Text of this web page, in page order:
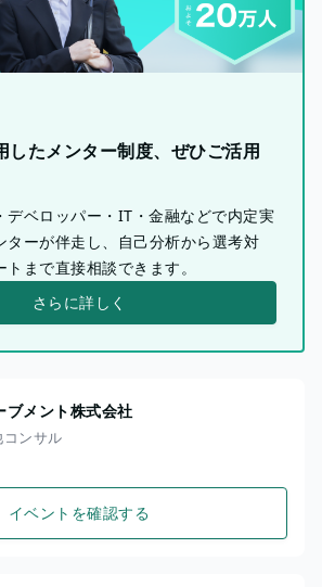
したメンター制度、ぜひご活用
デベロッパー・IT・金融などで内定実
ターが伴走し、自己分析から選考対
まで直接相談できます。
さらに詳しく
ブメント株式会社
コンサル
イベントを確認する